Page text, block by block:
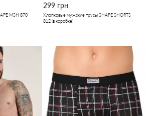
MSH 870
299 грн
Хлопковые мужские трусы SHAPE SHORTS
812 (в коробке)